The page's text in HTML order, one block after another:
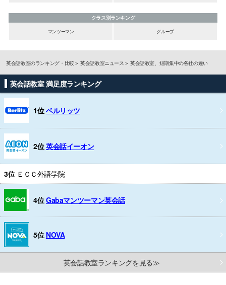
クラス別ランキング
マンツーマン
グループ
英会話教室のランキング・比較 英会話教室ニュース 英会話教室、短期集中の各社の違い
英会話教室 満足度ランキング
1位ベルリッツ
2位英会話イーオン
3位 ＥＣＣ外語学院
4位Gabaマンツーマン英会話
5位 NOVA
英会話教室ランキングを見る≫